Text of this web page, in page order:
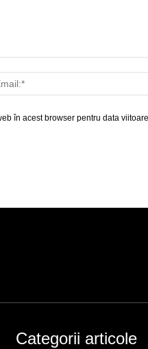
în acest browser pentru data
Categorii articole